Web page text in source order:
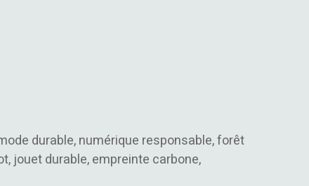
durable, numérique responsable, forêt
jouet durable, empreinte carbone,